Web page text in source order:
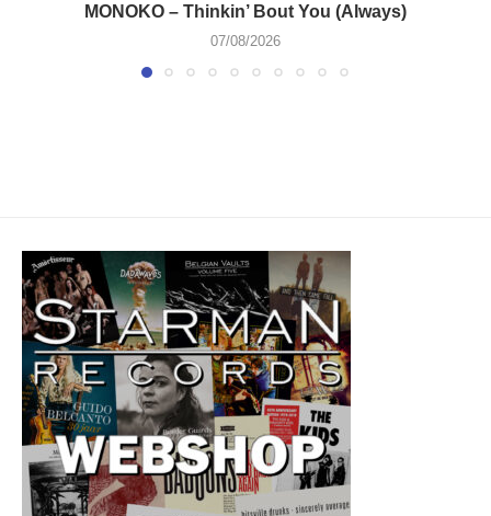
MONOKO – Thinkin’ Bout You (Always)
07/08/2026